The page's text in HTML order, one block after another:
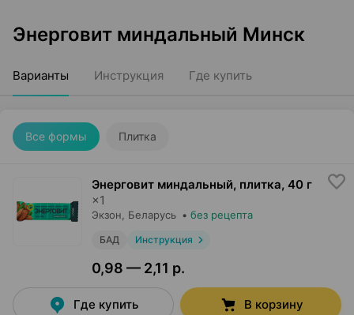
Энерговит миндальный Минск
Варианты Инструкция Где купить
Все формы Плитка
Энерговит миндальный, плитка, 40 г
×1
Экзон , Беларусь • без рецепта
БАД Инструкция
0,98 — 2,11 р.
Где купить В корзину